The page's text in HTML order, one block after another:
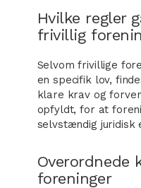
Hvilke regler
frivillig
Selvom frivillige
en specifik lov,
klare krav og
opfyldt, for at
selvstændig juridisk
Overordnede
foreninger